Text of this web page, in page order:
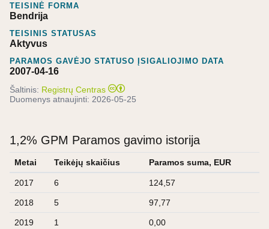
TEISINĖ FORMA
Bendrija
TEISINIS STATUSAS
Aktyvus
PARAMOS GAVĖJO STATUSO ĮSIGALIOJIMO DATA
2007-04-16
Šaltinis: Registrų Centras
Duomenys atnaujinti: 2026-05-25
1,2% GPM Paramos gavimo istorija
Metai Teikėjų skaičius Paramos suma, EUR
2017 6 124,57
2018 5 97,77
2019 1 0,00